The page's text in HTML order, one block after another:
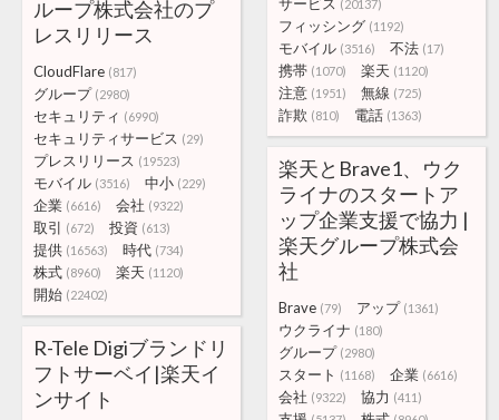
(20137)
フィッシング (1192)
モバイル (3516) 不法 (17)
携帯 (1070) 楽天 (1120)
注意 (1951) 無線 (725)
詐欺 (810) 電話 (1363)
ループ株式会社のプ
レスリリース
CloudFlare (817)
グループ (2980)
セキュリティ (6990)
セキュリティサービス (29)
プレスリリース (19523)
モバイル (3516) 中小 (229)
企業 (6616) 会社 (9322)
取引 (672) 投資 (613)
提供 (16563) 時代 (734)
株式 (8960) 楽天 (1120)
開始 (22402)
楽天とBrave1、ウク
ライナのスタートア
ップ企業支援で協力 |
楽天グループ株式会
社
Brave (79) アップ (1361)
ウクライナ (180)
グループ (2980)
スタート (1168) 企業 (6616)
会社 (9322) 協力 (411)
R-Tele Digiブランドリ
フトサーベイ|楽天イ
ンサイト